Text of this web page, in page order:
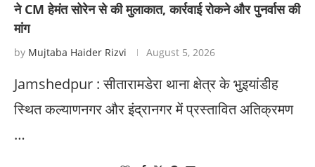
ने CM हेमंत सोरेन से की मुलाकात, कार्रवाई रोकने और पुनर्वास की
मांग
by Mujtaba Haider Rizvi August 5, 2026
Jamshedpur : सीतारामडेरा थाना क्षेत्र के भुइयांडीह
स्थित कल्याणनगर और इंद्रानगर में प्रस्तावित अतिक्रमण
…